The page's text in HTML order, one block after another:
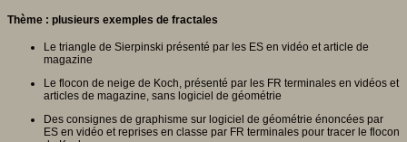
Thème : plusieurs exemples de fractales
Le triangle de Sierpinski présenté par les ES en vidéo et article de
magazine
Le flocon de neige de Koch, présenté par les FR terminales en vidéos et
articles de magazine, sans logiciel de géométrie
Des consignes de graphisme sur logiciel de géométrie énoncées par
ES en vidéo et reprises en classe par FR terminales pour tracer le flocon